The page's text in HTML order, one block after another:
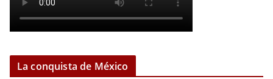
La conquista de México